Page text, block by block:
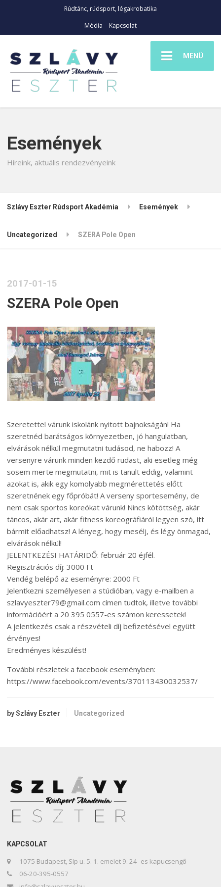
Rúdtánc, rúdsport, légakrobatika
Média
Kapcsolat
MENÜ
Események
Híreink, aktuális rendezvényeink
Szlávy Eszter Rúdsport Akadémia Események
Uncategorized SZERA Pole Open
2017-01-15
SZERA Pole Open
Szeretettel várunk iskolánk nyitott bajnokságán! Ha
szeretnéd barátságos környezetben, jó hangulatban,
elvárások nélkül megmutatni tudásod, ne habozz! A
versenyre várunk minden kezdő rudast, aki esetleg még
sosem merte megmutatni, mit is tanult eddig, valamint
azokat is, akik egy komolyabb megmérettetés előtt
szeretnének egy főpróbát! A verseny sportesemény, de
nem csak sportos koreókat várunk! Nincs kötöttség, akár
táncos, akár art, akár fitness koreográfiáról legyen szó, itt
bármit előadhatsz! A lényeg, hogy mesélj, és légy önmagad,
elvárások nélkül!
JELENTKEZÉSI HATÁRIDŐ: február 20 éjfél.
Regisztrációs díj: 3000 Ft
Vendég belépő az eseményre: 2000 Ft
Jelentkezni személyesen a stúdióban, vagy e-mailben a
szlavyeszter79@gmail.com címen tudtok, illetve további
információért a 20 395 0557-es számon keressetek!
A jelentkezés csak a részvételi díj befizetésével együtt
érvényes!
Eredményes készülést!
További részletek a facebook eseményben:
https://www.facebook.com/events/370113430032537/
by Szlávy Eszter Uncategorized
KAPCSOLAT
1075 Budapest, Síp u. 5. 1. emelet 9. 24 -es kapucsengő
06-20-395-0557